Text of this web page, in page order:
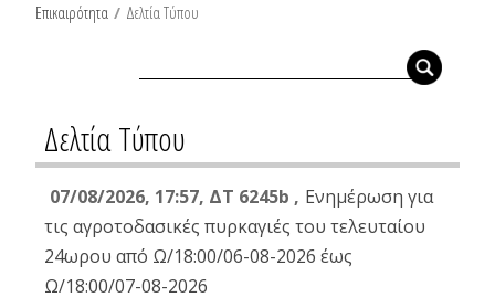
Επικαιρότητα / Δελτία Τύπου
Δελτία Τύπου
07/08/2026, 17:57, ΔΤ 6245b , Ενημέρωση για
τις αγροτοδασικές πυρκαγιές του τελευταίου
24ωρου από Ω/18:00/06-08-2026 έως
Ω/18:00/07-08-2026